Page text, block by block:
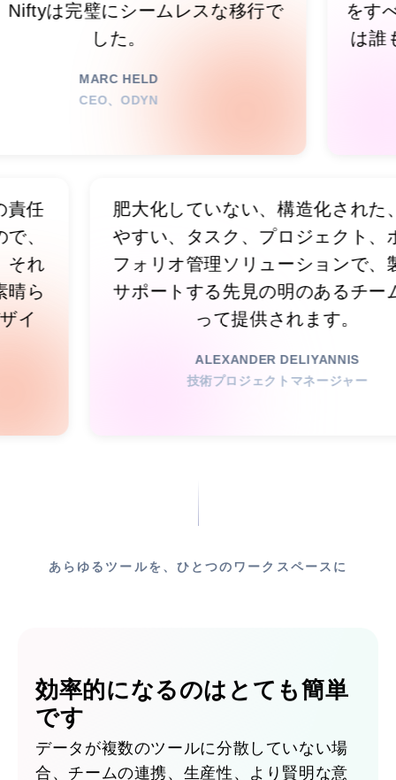
完璧にシームレスな移行で
MARC HELD
CEO、ODYN
をすべて1
は誰もが
分の責任
もので、
す。それ
の素晴ら
UIデザイ
肥大化していない、構造化
やすい、タスク、プロジェ
フォリオ管理ソリューショ
サポートする先見の明のあ
って提供されま
ALEXANDER
技術プロジェクトマネー
あらゆるツールを、ひとつのワークスペースに
効率的になるのはとても簡単
です
データが複数のツールに分散していない場
合、チームの連携、生産性、より賢明な意